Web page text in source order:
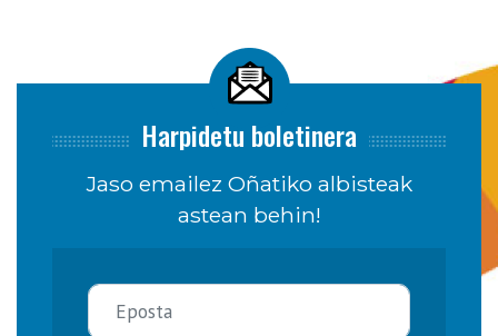
Harpidetu boletinera
Jaso emailez Oñatiko albisteak
astean behin!